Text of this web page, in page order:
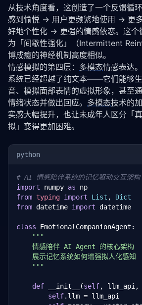
从技术角度看，这创造了一个反馈循
感到愉悦 → 用户更频繁地使用 → 更
好地个性化 → 更强的情感依恋。这个
为「间歇性强化」（Intermittent
博成瘾的神经机制高度相似。
情感模拟的第四层： 多模态情感表达
系统已经超越了纯文本——它们能够
音、模拟面部表情的虚拟形象，甚至
情绪状态并做出回应。 多模态技术的
实感大幅提升，也让未成年人区分「
拟」变得更加困难。
python
# AI 情感陪伴系统的记忆驱动交互架构
import numpy as
from typing import List , Dict
from datetime import datetime
class EmotionalCompanionAgent:
"""
    情感陪伴 AI Agent 的核心架构
    展示记忆系统如何增强拟人化感知
    """
def __init__(self, llm_api,
self.llm = llm_api